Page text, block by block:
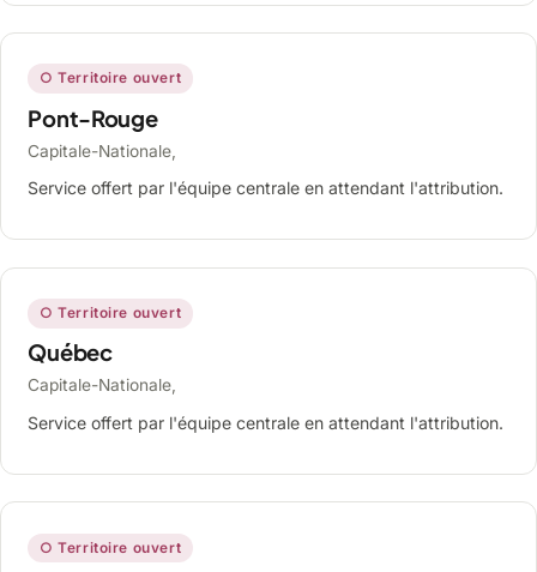
○ Territoire ouvert
Pont-Rouge
Capitale-Nationale,
Service offert par l'équipe centrale en attendant l'attribution.
○ Territoire ouvert
Québec
Capitale-Nationale,
Service offert par l'équipe centrale en attendant l'attribution.
○ Territoire ouvert